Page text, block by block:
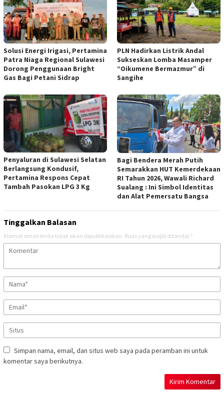
Solusi Energi Irigasi, Pertamina
Patra Niaga Regional Sulawesi
Dorong Penggunaan Bright
Gas Bagi Petani Sidrap
PLN Hadirkan Listrik Andal
Sukseskan Lomba Masamper
“Oikumene Bermazmur” di
Sangihe
Penyaluran di Sulawesi Selatan
Berlangsung Kondusif,
Pertamina Respons Cepat
Tambah Pasokan LPG 3 Kg
Bagi Bendera Merah Putih
Semarakkan HUT Kemerdekaan
RI Tahun 2026, Wawali Richard
Sualang : Ini Simbol Identitas
dan Alat Pemersatu Bangsa
Tinggalkan Balasan
Alamat email Anda tidak akan dipublikasikan. Ruas yang wajib ditandai *
Simpan nama, email, dan situs web saya pada peramban ini untuk
komentar saya berikutnya.